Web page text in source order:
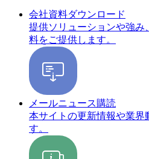
会社資料ダウンロード
提供ソリューションや強み
料をご提供します。
メールニュース購読
本サイトの更新情報や業界
す。